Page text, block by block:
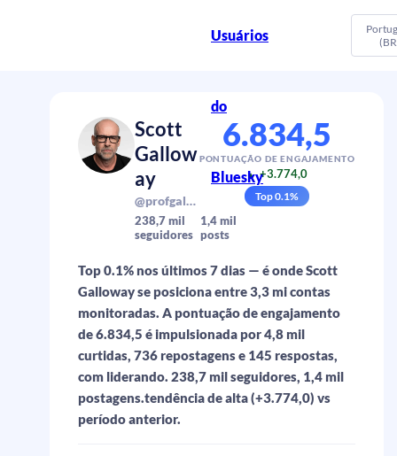
Usuários
do
Bluesky
Scott
Gallow
ay
@profgalloway.com
238,7 mil
seguidores
1,4 mil
posts
6.834,5
PONTUAÇÃO DE ENGAJAMENTO
▲+3.774,0
Top0.1%
Top 0.1% nos últimos 7 dias — é onde Scott
Galloway se posiciona entre 3,3 mi contas
monitoradas. A pontuação de engajamento
de 6.834,5 é impulsionada por 4,8 mil
curtidas, 736 repostagens e 145 respostas,
com liderando. 238,7 mil seguidores, 1,4 mil
postagens.tendência de alta (+3.774,0) vs
período anterior.